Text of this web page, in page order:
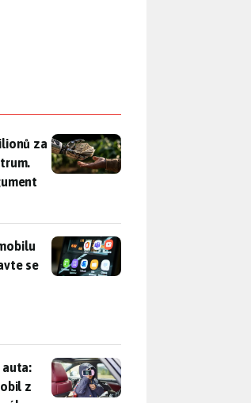
za půdu pro obří datacentrum. Měla
za
propašuje „smetí“. Zbavte se ho dřív,
se
Udělejte si držák na mobil z
auta:
z